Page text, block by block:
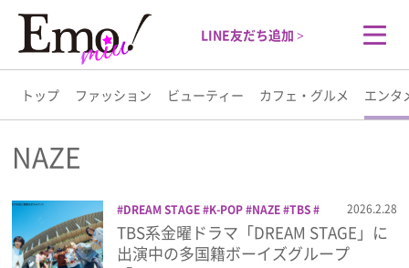
LINE友だち追加 >
トップ ファッション ビューティー カフェ・グルメ エンタ
トップ
ファッション
ビューティー
NAZE
DREAM STAGE K-POP NAZE TBS
ドラマ
ネイズ フォトブック
2026.2.28
TBS系金曜ドラマ「DREAM STAGE」に
出演中の多国籍ボーイズグループ